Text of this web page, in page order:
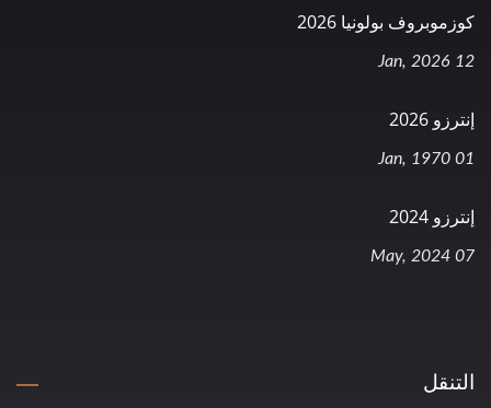
كوزموبروف بولونيا 2026
12 Jan, 2026
إنترزو 2026
01 Jan, 1970
إنترزو 2024
07 May, 2024
التنقل